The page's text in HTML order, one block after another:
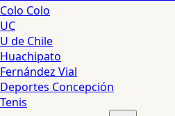
Colo Colo
UC
U de Chile
Huachipato
Fernández Vial
Deportes Concepción
Tenis